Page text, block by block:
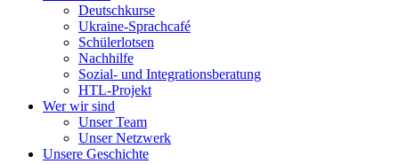
Deutschkurse
Ukraine-Sprachcafé
Schülerlotsen
Nachhilfe
Sozial- und Integrationsberatung
HTL-Projekt
Wer wir sind
Unser Team
Unser Netzwerk
Unsere Geschichte